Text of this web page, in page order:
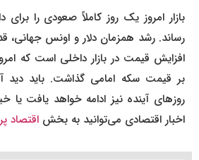
بازار امروز یک روز کاملاً صعودی را برای
رساند. رشد همزمان دلار و اونس جهانی،
افزایش قیمت در بازار داخلی است که امروز
بر قیمت سکه امامی گذاشت. باید دید
روزهای آینده نیز ادامه خواهد یافت یا
اخبار اقتصادی می‌توانید به بخشاقتصاد پرداد